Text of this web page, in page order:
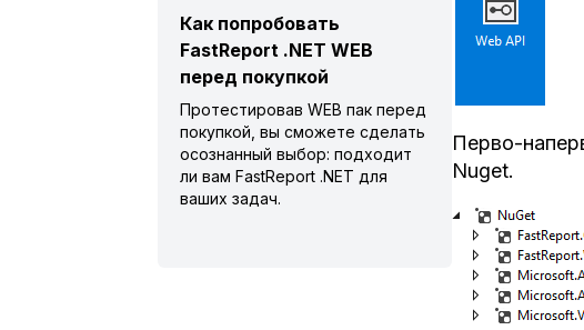
Перво-
Nuget.
Как попробовать
FastReport .NET WEB
перед покупкой
Протестировав WEB пак перед
покупкой, вы сможете сделать
осознанный выбор: подходит
ли вам FastReport .NET для
ваших задач.